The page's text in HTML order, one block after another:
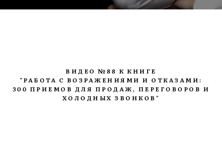
ВИДЕО №88 К КНИГЕ
"РАБОТА С ВОЗРАЖЕНИЯМИ И ОТКАЗАМИ:
300 ПРИЕМОВ ДЛЯ ПРОДАЖ, ПЕРЕГОВОРОВ И
ХОЛОДНЫХ ЗВОНКОВ"